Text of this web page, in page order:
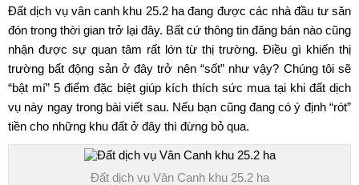
Đất dịch vụ vân canh khu 25.2 ha đang được các nhà đầu tư săn
đón trong thời gian trở lại đây. Bất cứ thông tin đăng bán nào cũng
nhận được sự quan tâm rất lớn từ thị trường. Điều gì khiến thị
trường bất động sản ở đây trở nên “sốt” như vậy? Chúng tôi sẽ
“bật mí” 5 điểm đặc biệt giúp kích thích sức mua tại khi đất dịch
vụ này ngay trong bài viết sau. Nếu bạn cũng đang có ý định “rót”
tiền cho những khu đất ở đây thì đừng bỏ qua.
Đất dịch vụ Vân Canh khu 25.2 ha